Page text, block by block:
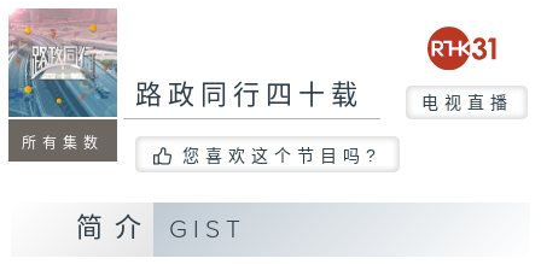
所有集数
路政同行四十载 电视直播
您喜欢这个节目吗?
简介 GIST